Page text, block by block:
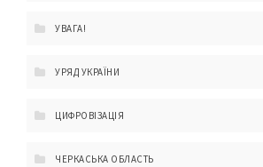
УВАГА!
УРЯД УКРАЇНИ
ЦИФРОВІЗАЦІЯ
ЧЕРКАСЬКА ОБЛАСТЬ